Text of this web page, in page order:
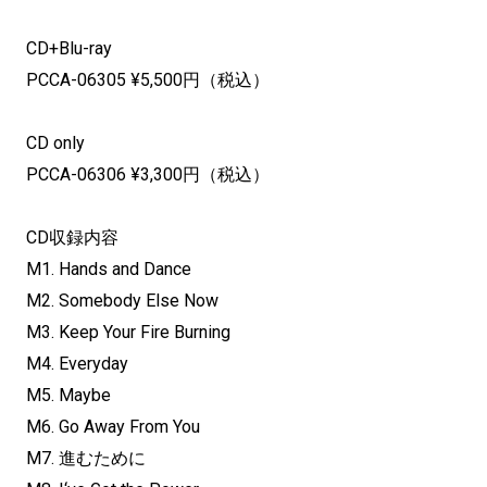
CD+Blu-ray
PCCA-06305 ¥5,500円（税込）
CD only
PCCA-06306 ¥3,300円（税込）
CD収録内容
M1. Hands and Dance
M2. Somebody Else Now
M3. Keep Your Fire Burning
M4. Everyday
M5. Maybe
M6. Go Away From You
M7. 進むために